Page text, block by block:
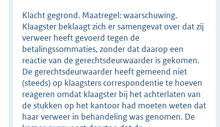
Klacht gegrond. Maatregel: waarschuwing.
Klaagster beklaagt zich er samengevat over dat zij
verweer heeft gevoerd tegen de
betalingssommaties, zonder dat daarop een
reactie van de gerechtsdeurwaarder is gekomen.
De gerechtsdeurwaarder heeft gemeend niet
(steeds) op klaagsters correspondentie te hoeven
reageren omdat klaagster bij het achterlaten van
de stukken op het kantoor had moeten weten dat
haar verweer in behandeling was genomen. De